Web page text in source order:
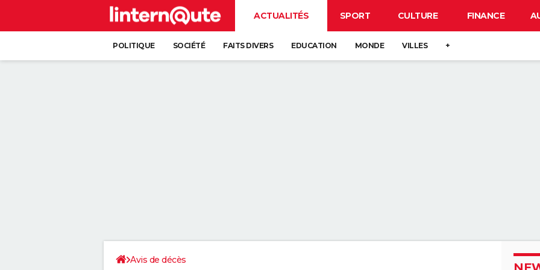
ACTUALITÉS SPORT CULTURE FINANCE
POLITIQUE SOCIÉTÉ FAITS DIVERS EDUCATION MONDE VILLES +
Avis de décès